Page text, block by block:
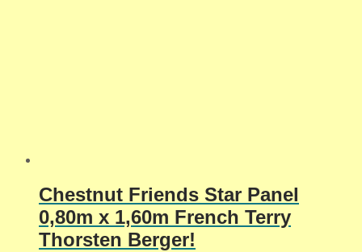
Chestnut Friends Star Panel
0,80m x 1,60m French Terry
Thorsten Berger!